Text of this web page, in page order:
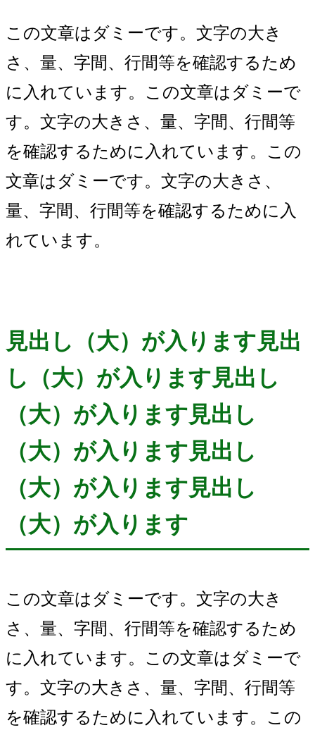
この文章はダミーです。文字の大き
さ、量、字間、行間等を確認するため
に入れています。この文章はダミーで
す。文字の大きさ、量、字間、行間等
を確認するために入れています。この
文章はダミーです。文字の大きさ、
量、字間、行間等を確認するために入
れています。
見出し（大）が入ります見出
し（大）が入ります見出し
（大）が入ります見出し
（大）が入ります見出し
（大）が入ります見出し
（大）が入ります
この文章はダミーです。文字の大き
さ、量、字間、行間等を確認するため
に入れています。この文章はダミーで
す。文字の大きさ、量、字間、行間等
を確認するために入れています。この